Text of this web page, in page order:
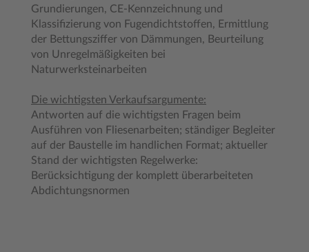
Grundierungen, CE-Kennzeichnung und
Klassifizierung von Fugendichtstoffen, Ermittlung
der Bettungsziffer von Dämmungen, Beurteilung
von Unregelmäßigkeiten bei
Naturwerksteinarbeiten
Die wichtigsten Verkaufsargumente:
Antworten auf die wichtigsten Fragen beim
Ausführen von Fliesenarbeiten; ständiger Begleiter
auf der Baustelle im handlichen Format; aktueller
Stand der wichtigsten Regelwerke:
Berücksichtigung der komplett überarbeiteten
Abdichtungsnormen